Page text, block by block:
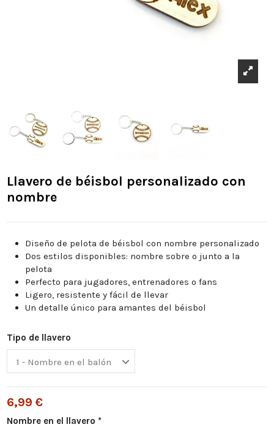
Llavero de béisbol personalizado con
nombre
Diseño de pelota de béisbol con nombre personalizado
Dos estilos disponibles: nombre sobre o junto a la
pelota
Perfecto para jugadores, entrenadores o fans
Ligero, resistente y fácil de llevar
Un detalle único para amantes del béisbol
Tipo de llavero
6,99 €
Nombre en el llavero *